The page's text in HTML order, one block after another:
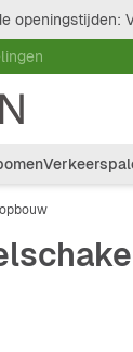
openingstijden: